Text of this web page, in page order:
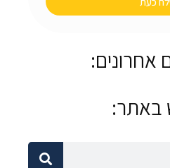
אחרונים:
באתר:
חיפוש